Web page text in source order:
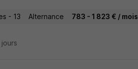
- 13 Alternance 783 - 1 823 € / mois